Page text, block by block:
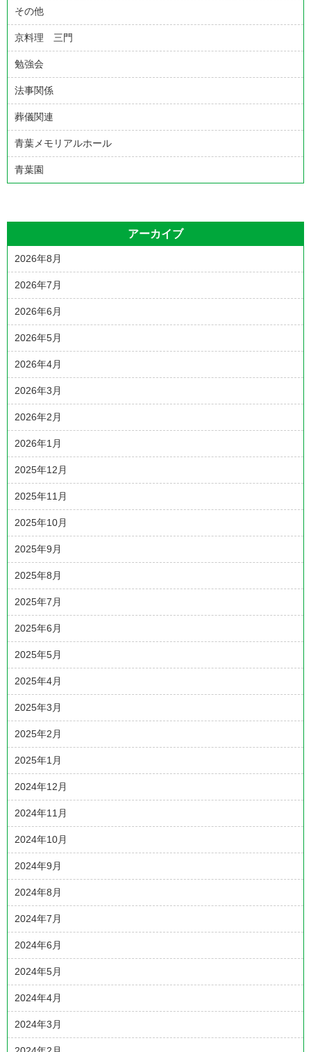
その他
京料理 三門
勉強会
法事関係
葬儀関連
青葉メモリアルホール
青葉園
アーカイブ
2026年8月
2026年7月
2026年6月
2026年5月
2026年4月
2026年3月
2026年2月
2026年1月
2025年12月
2025年11月
2025年10月
2025年9月
2025年8月
2025年7月
2025年6月
2025年5月
2025年4月
2025年3月
2025年2月
2025年1月
2024年12月
2024年11月
2024年10月
2024年9月
2024年8月
2024年7月
2024年6月
2024年5月
2024年4月
2024年3月